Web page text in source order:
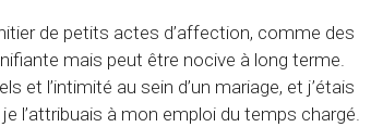
de petits actes d’affection, comme des
mais peut être nocive à long terme.
l’intimité au sein d’un mariage, et j’étais
l’attribuais à mon emploi du temps chargé.